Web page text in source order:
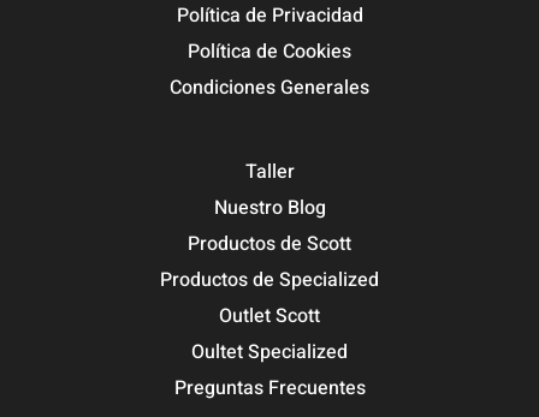
Política de Privacidad
Política de Cookies
Condiciones Generales
Taller
Nuestro Blog
Productos de Scott
Productos de Specialized
Outlet Scott
Oultet Specialized
Preguntas Frecuentes